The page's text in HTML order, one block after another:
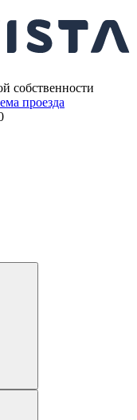
собственности
проезда